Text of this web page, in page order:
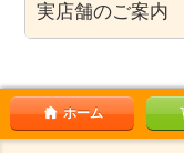
実店舗のご案内
ホーム